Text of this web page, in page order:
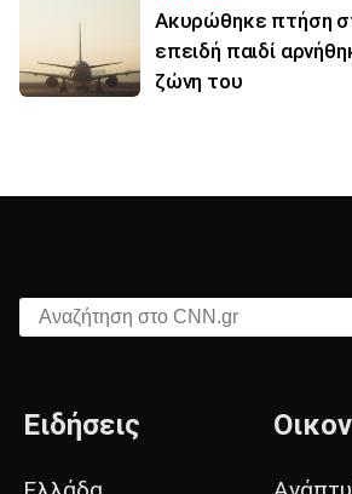
Ακυρώθηκε πτήση
επειδή παιδί
ζώνη του
Αναζήτηση στο CNN.gr
Ειδήσεις